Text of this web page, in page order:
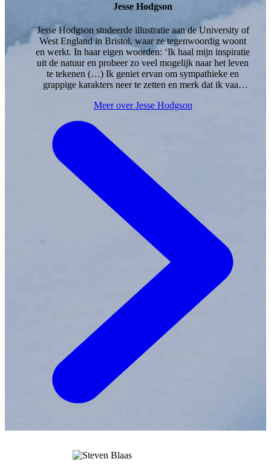
Jesse Hodgson
Jesse Hodgson studeerde illustratie aan de University of
West England in Bristol, waar ze tegenwoordig woont
en werkt. In haar eigen woorden: ‘Ik haal mijn inspiratie
uit de natuur en probeer zo veel mogelijk naar het leven
te tekenen (…) Ik geniet ervan om sympathieke en
grappige karakters neer te zetten en merk dat ik vaak
Meer over Jesse Hodgson